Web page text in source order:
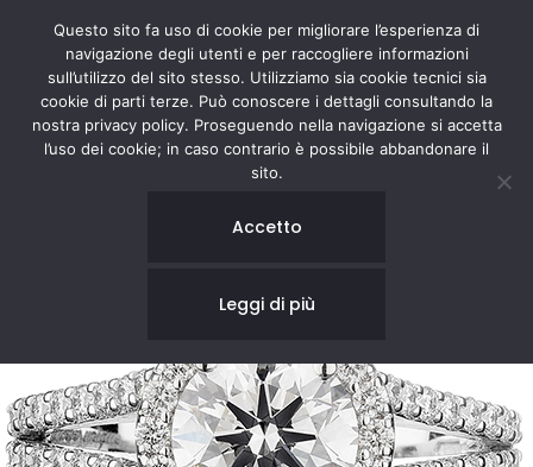
Questo sito fa uso di cookie per migliorare l’esperienza di
navigazione degli utenti e per raccogliere informazioni
sull’utilizzo del sito stesso. Utilizziamo sia cookie tecnici sia
cookie di parti terze. Può conoscere i dettagli consultando la
nostra privacy policy. Proseguendo nella navigazione si accetta
l’uso dei cookie; in caso contrario è possibile abbandonare il
sito.
Accetto
Leggi di più